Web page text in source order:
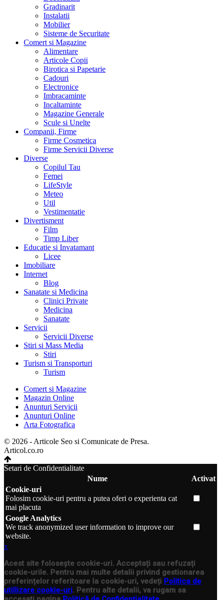
Gradinarit
Instalatii
Mobilier
Sisteme de Securitate
Comert si Magazine
Alimentare
Articole Copii
Birotica si Papetarie
Cadouri
Electronice
Imbracaminte
Incaltaminte
Magazine Generale
Scule si Unelte
Companii, Firme
Firme Cosmetica
Firme Servicii Diverse
Diverse
Copilul Tau
Femei
LifeStyle
Meteo
Util
Vestimentatie
Divertisment
Film
Timp Liber
Educatie si Invatamant
Licee
Imobiliare
Internet
Blog
Sanatate si Medicina
Clinici Private
Medicina
Sanatate
Servicii
Servicii Diverse
Stiri si Mass Media
Stiri
Turism si Transporturi
Turism
Comert si Magazine
Magazin Online
Anunturi Servicii
Anunturi Online
Arta Fotografica
© 2026 - Articole Seo si Comunicate de Presa.
Articol.co.ro
Setari de Confidentialitate
Nume
Activat
Cookie-uri
Folosim cookie-uri pentru a putea oferi o experienta cat
mai placuta
Google Analytics
We track anonymized user information to improve our
website.
x
Acest site folosește cookie-uri. Acceptați sau refuzați
cookie-urile. Pentru mai multe detalii privind gestionarea
preferințelor referitoare la cookie-uri, vedeți Politica de
utillizare cookie-uri. Pentru alte detalii, va rugam sa